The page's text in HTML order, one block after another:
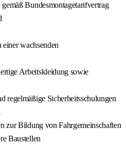
Bundesmontagetarifvertrag
wachsenden
Arbeitskleidung sowie
regelmäßige Sicherheitsschulungen
zur Bildung von Fahrgemeinschaften
Baustellen